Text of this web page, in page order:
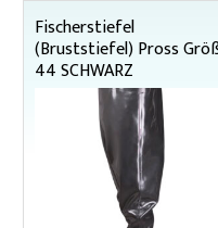
Sortierwanne für
Unterbodennetz
Wadennetze –
Wadennetze –
Wadennetze
Wurfnetze
Fischerstiefel
(Bruststiefel) Pross
44 SCHWARZ